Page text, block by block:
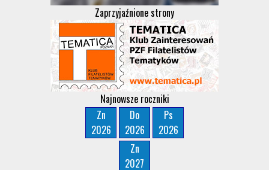
Zaprzyjaźnione strony
Najnowsze roczniki
Zn
2026
Do
2026
Ps
2026
Zn
2027